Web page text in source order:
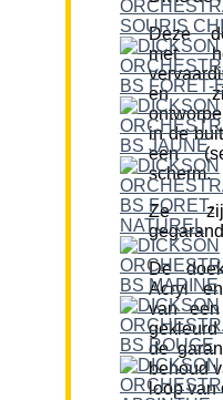
Deze
met
en
in de
een
scherm.
Ze
De
Acryl
van
de
behoud
loop van